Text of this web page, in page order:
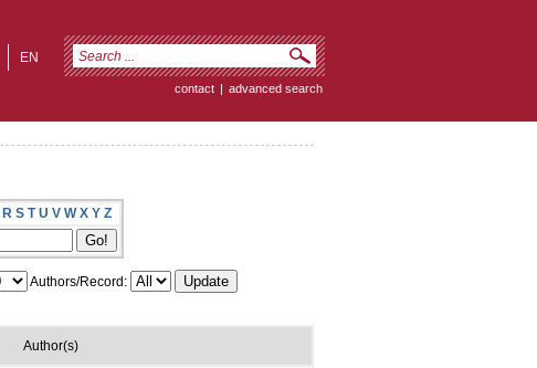
EN
contact | advanced search
R S T U V W X Y Z
Authors/Record:
Author(s)